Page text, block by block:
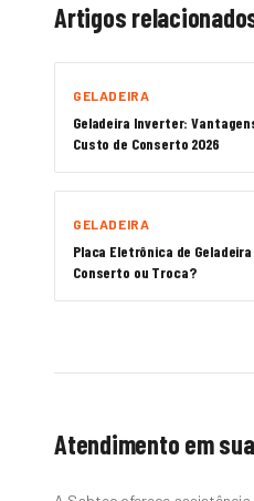
Artigos
GELADEIRA
Geladeira Inverter:
Custo de Conserto 2026
GELADEIRA
Placa Eletrônica de
Conserto ou Troca?
Atendimento em